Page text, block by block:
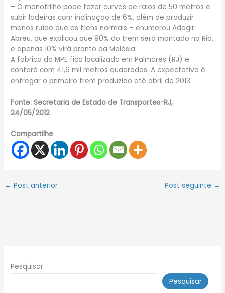
– O monotrilho pode fazer curvas de raios de 50 metros e
subir ladeiras com inclinação de 6%, além de produzir
menos ruído que os trens normais – enumerou Adagir
Abreu, que explicou que 90% do trem será montado no Rio,
e apenas 10% virá pronto da Malásia.
A fabrica da MPE fica localizada em Palmares (RJ) e
contará com 41,6 mil metros quadrados. A expectativa é
entregar o primeiro trem produzido até abril de 2013.
Fonte: Secretaria de Estado de Transportes-RJ,
24/05/2012
Compartilhe
← Post anterior Post seguinte →
Pesquisar
Pesquisar